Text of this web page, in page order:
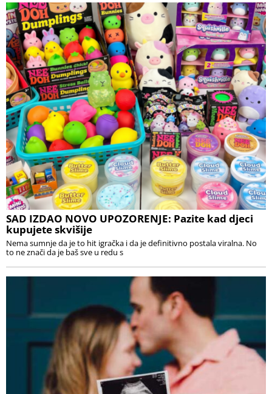
SAD IZDAO NOVO UPOZORENJE: Pazite kad djeci
kupujete skvišije
Nema sumnje da je to hit igračka i da je definitivno postala viralna. No
to ne znači da je baš sve u redu s